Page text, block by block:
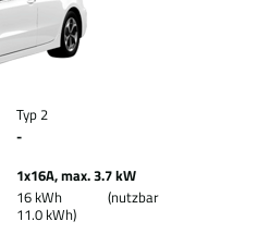
Typ 2
-
1x16A, max. 3.7 kW
16 kWh (nutzbar
11.0 kWh)